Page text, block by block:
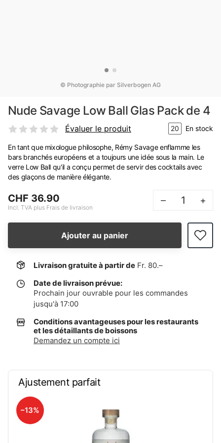
© Photographie par Silverbogen AG
Nude Savage Low Ball Glas Pack de 4
Évaluer le produit 20 En stock
En tant que mixologue philosophe, Rémy Savage enflamme les
bars branchés européens et a toujours une idée sous la main. Le
verre Low Ball qu'il a conçu permet de servir des cocktails avec
des glaçons de manière élégante.
CHF 36.90
Incl. TVA plus Frais de livraison
– +
Ajouter au panier
Livraison gratuite à partir de Fr. 80.–
Date de livraison prévue:
Prochain jour ouvrable pour les commandes
jusqu'à 17:00
Conditions avantageuses pour les restaurants
et les détaillants de boissons
Demandez un compte ici
Ajustement parfait
–13%